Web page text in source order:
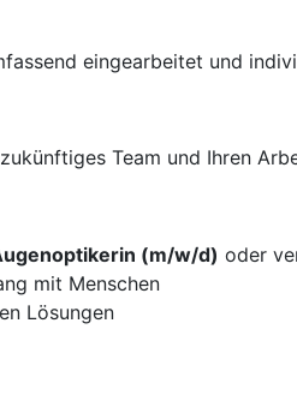
eingearbeitet und
Team und Ihren
(m/w/d) oder
mit Menschen
Lösungen